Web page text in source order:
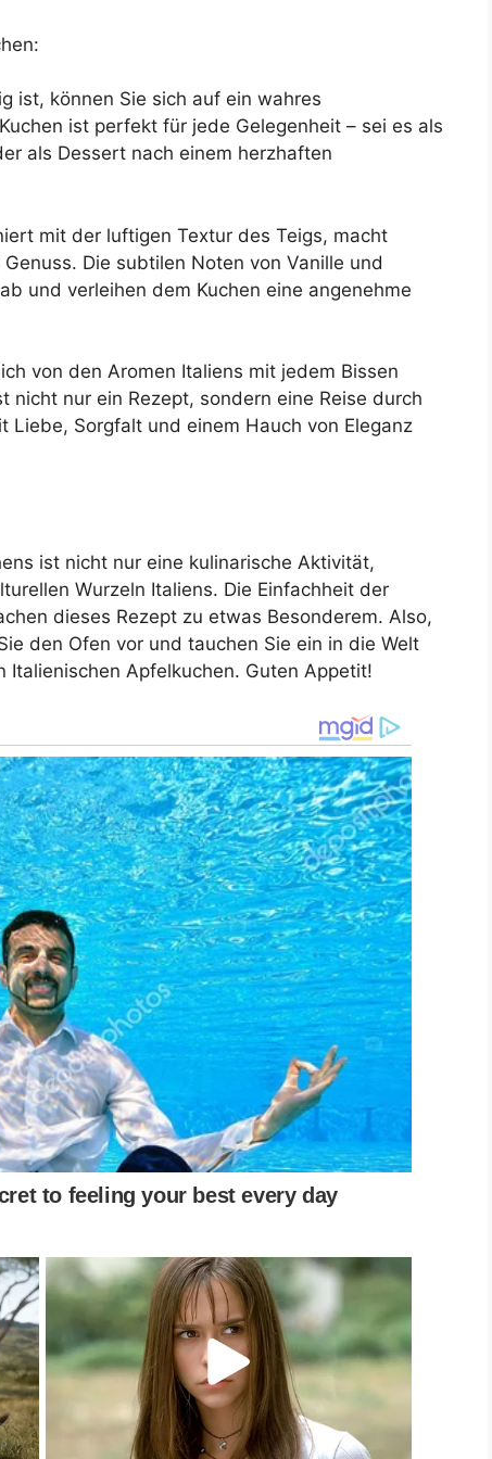
ist, können Sie sich auf ein wahres
ist perfekt für jede Gelegenheit – sei es als
als Dessert nach einem herzhaften
mit der luftigen Textur des Teigs, macht
Die subtilen Noten von Vanille und
und verleihen dem Kuchen eine angenehme
von den Aromen Italiens mit jedem Bissen
nicht nur ein Rezept, sondern eine Reise durch
Sorgfalt und einem Hauch von Eleganz
ist nicht nur eine kulinarische Aktivität,
Wurzeln Italiens. Die Einfachheit der
dieses Rezept zu etwas Besonderem. Also,
den Ofen vor und tauchen Sie ein in die Welt
Apfelkuchen. Guten Appetit!